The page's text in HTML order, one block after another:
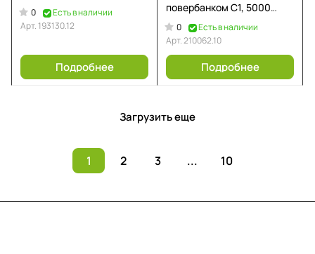
0
Есть в наличии
Арт. 193130.12
Подробнее
повербанком С1, 5000
mAh, черный
0
Есть в наличии
Арт.210062.10
Подробнее
Загрузить еще
1 2 3 ... 10